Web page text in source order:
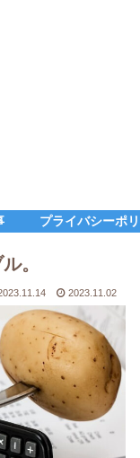
プライバシーポ
。
2023.11.02